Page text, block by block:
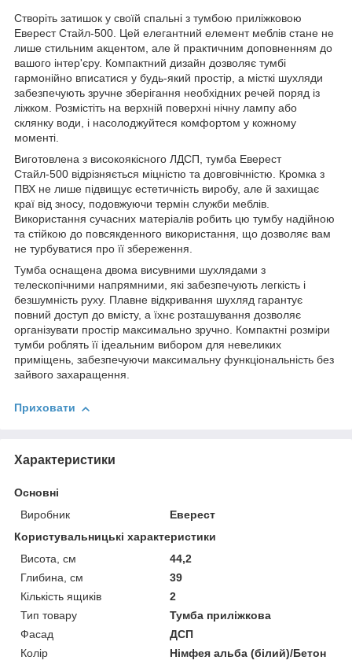
Створіть затишок у своїй спальні з тумбою приліжковою
Еверест Стайл-500. Цей елегантний елемент меблів стане не
лише стильним акцентом, але й практичним доповненням до
вашого інтер'єру. Компактний дизайн дозволяє тумбі
гармонійно вписатися у будь-який простір, а місткі шухляди
забезпечують зручне зберігання необхідних речей поряд із
ліжком. Розмістіть на верхній поверхні нічну лампу або
склянку води, і насолоджуйтеся комфортом у кожному
моменті.
Виготовлена з високоякісного ЛДСП, тумба Еверест
Стайл-500 відрізняється міцністю та довговічністю. Кромка з
ПВХ не лише підвищує естетичність виробу, але й захищає
краї від зносу, подовжуючи термін служби меблів.
Використання сучасних матеріалів робить цю тумбу надійною
та стійкою до повсякденного використання, що дозволяє вам
не турбуватися про її збереження.
Тумба оснащена двома висувними шухлядами з
телескопічними напрямними, які забезпечують легкість і
безшумність руху. Плавне відкривання шухляд гарантує
повний доступ до вмісту, а їхнє розташування дозволяє
організувати простір максимально зручно. Компактні розміри
тумби роблять її ідеальним вибором для невеликих
приміщень, забезпечуючи максимальну функціональність без
зайвого захаращення.
Приховати
Характеристики
Основні
Виробник
Еверест
Користувальницькі характеристики
Висота, см
44,2
Глибина, см
39
Кількість ящиків
2
Тип товару
Тумба приліжкова
Фасад
ДСП
Колір
Німфея альба (білий)/Бетон